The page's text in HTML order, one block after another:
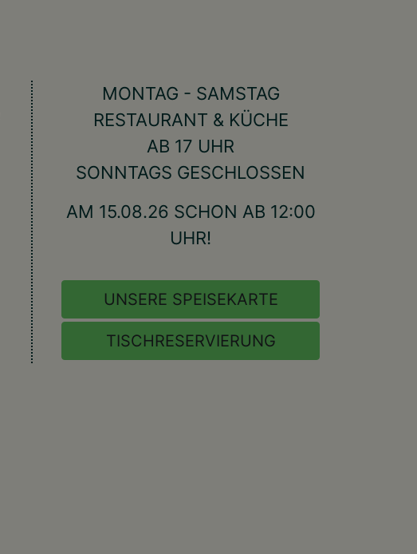
MONTAG - SAMSTAG
RESTAURANT & KÜCHE
AB 17 UHR
SONNTAGS GESCHLOSSEN
AM 15.08.26 SCHON AB 12:00
UHR!
UNSERE SPEISEKARTE
TISCHRESERVIERUNG